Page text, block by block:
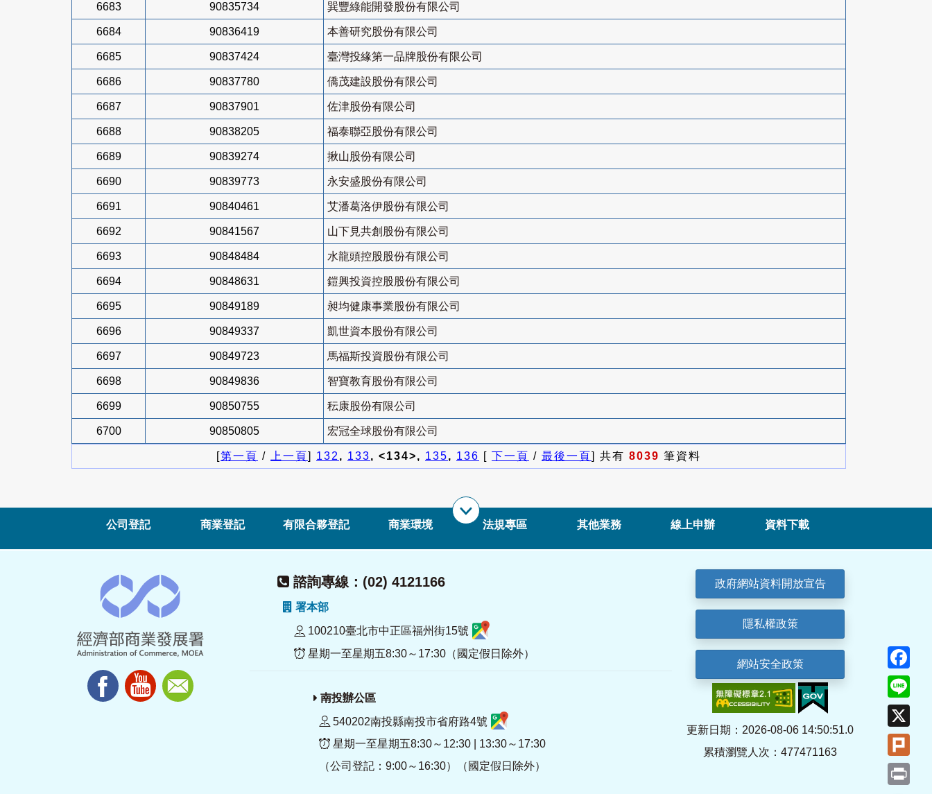
6683 90835734 巽豐綠能開發股份有限公司
6684 90836419 本善研究股份有限公司
6685 90837424 臺灣投緣第一品牌股份有限公司
6686 90837780 僑茂建設股份有限公司
6687 90837901 佐津股份有限公司
6688 90838205 福泰聯亞股份有限公司
6689 90839274 揪山股份有限公司
6690 90839773 永安盛股份有限公司
6691 90840461 艾潘葛洛伊股份有限公司
6692 90841567 山下見共創股份有限公司
6693 90848484 水龍頭控股股份有限公司
6694 90848631 鎧興投資控股股份有限公司
6695 90849189 昶均健康事業股份有限公司
6696 90849337 凱世資本股份有限公司
6697 90849723 馬福斯投資股份有限公司
6698 90849836 智寶教育股份有限公司
6699 90850755 秐康股份有限公司
6700 90850805 宏冠全球股份有限公司
[第一頁 / 上一頁] 132, 133, <134>, 135, 136 [ 下一頁 / 最後一頁] 共有 8039 筆資料
公司登記 商業登記 有限合夥登記 商業環境 法規專區 其他業務 線上申辦 資料下載
諮詢專線：(02) 4121166
署本部
100210臺北市中正區福州街15號
星期一至星期五8:30～17:30（國定假日除外）
南投辦公區
540202南投縣南投市省府路4號
星期一至星期五8:30～12:30 | 13:30～17:30
（公司登記：9:00～16:30）（國定假日除外）
政府網站資料開放宣告
隱私權政策
網站安全政策
更新日期：2026-08-06 14:50:51.0
累積瀏覽人次：477471163